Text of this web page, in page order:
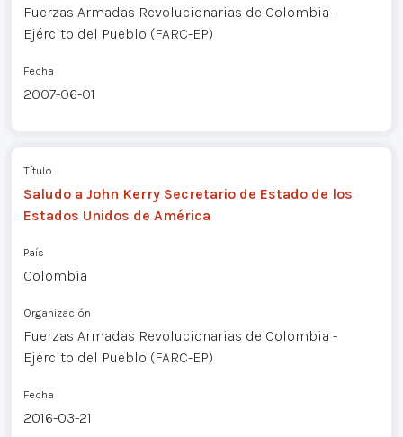
Fuerzas Armadas Revolucionarias de Colombia -
Ejército del Pueblo (FARC-EP)
Fecha
2007-06-01
Título
Saludo a John Kerry Secretario de Estado de los
Estados Unidos de América
País
Colombia
Organización
Fuerzas Armadas Revolucionarias de Colombia -
Ejército del Pueblo (FARC-EP)
Fecha
2016-03-21